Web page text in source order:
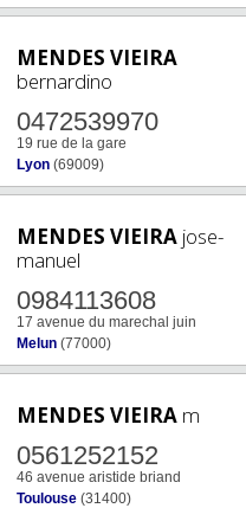
MENDES VIEIRA
bernardino
0472539970
19 rue de la gare
Lyon (69009)
MENDES VIEIRA jose-
manuel
0984113608
17 avenue du marechal juin
Melun (77000)
MENDES VIEIRA m
0561252152
46 avenue aristide briand
Toulouse (31400)